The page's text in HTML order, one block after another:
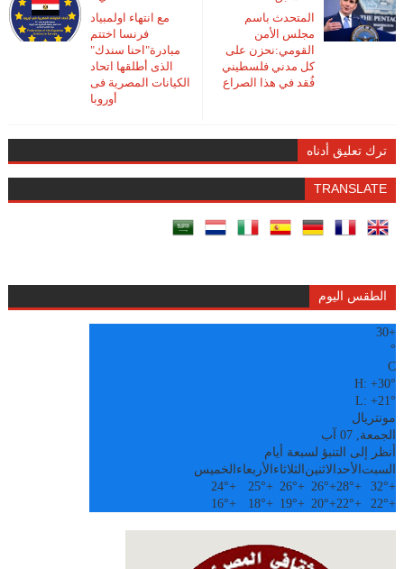
مع انتهاء اولمبياد
فرنسا اختتم
مبادرة"احنا سندك"
الذى أطلقها اتحاد
الكيانات المصرية فى
أوروبا
المتحدث باسم
مجلس الأمن
القومي:نحزن على
كل مدني فلسطيني
فُقد في هذا الصراع
ترك تعليق أدناه
TRANSLATE
الطقس اليوم
+
30
°
C
H:+30°
L:+21°
مونتريال
الجمعة, 07 آب
أنظر إلى التنبؤ لسبعة أيام
السبت الأحدالاثنين الثلاثاء الأربعاء الخميس
+
32°
+
28°
+
26°
+
26°
+
25°
+
24°
+
22°
+
22°
+
20°
+
19°
+
18°
+
16°